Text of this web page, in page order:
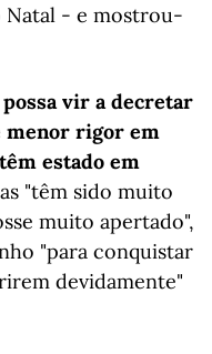
Natal - e mostrou-
vir a decretar
menor rigor em
estado em
"têm sido muito
muito apertado",
"para conquistar
devidamente"